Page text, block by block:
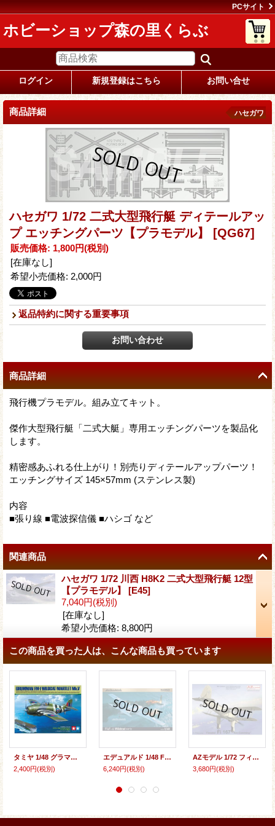
PCサイト
ホビーショップ森の里くらぶ
ログイン 新規登録はこちら お問い合せ
商品詳細 ハセガワ
ハセガワ 1/72 二式大型飛行艇 ディテールアッ
プ エッチングパーツ【プラモデル】 [QG67]
販売価格: 1,800円(税別)
[在庫なし]
希望小売価格: 2,000円
返品特約に関する重要事項
商品詳細
飛行機プラモデル。組み立てキット。
傑作大型飛行艇「二式大艇」専用エッチングパーツを製品化
します。
精密感あふれる仕上がり！別売りディテールアップパーツ！
エッチングサイズ 145×57mm (ステンレス製)
内容
■張り線 ■電波探信儀 ■ハシゴ など
関連商品
ハセガワ 1/72 川西 H8K2 二式大型飛行艇 12型
【プラモデル】 [E45]
7,040円(税別)
[在庫なし]
希望小売価格: 8,800円
この商品を買った人は、こんな商品も買っています
タミヤ 1/48 グラマン FM-1 ワイルドキャット／マートレット Mk.V【プラモデル】
2,400円(税別)
エデュアルド 1/48 F4F-4 ワイルドキャット 初期型 プロフィパック【プラモデル】
6,240円(税別)
AZモデル 1/72 フィゼラー Fi167 襲来【プラモデル】
3,680円(税別)